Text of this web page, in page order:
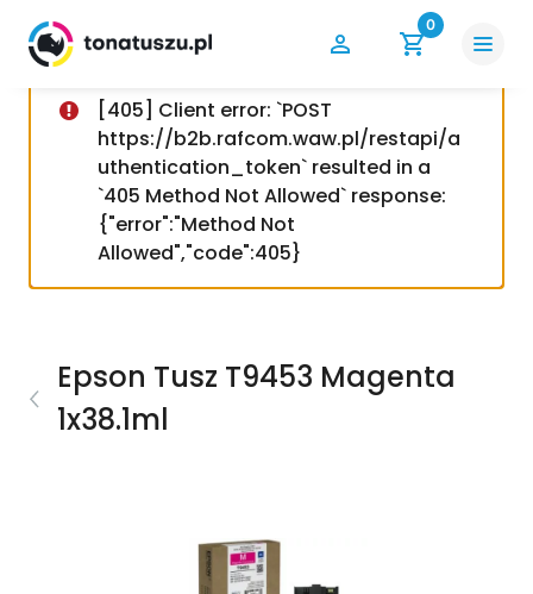
0
[405] Client error: `POST
https://b2b.rafcom.waw.pl/restapi/a
uthentication_token` resulted in a
`405 Method Not Allowed` response:
{"error":"Method Not
Allowed","code":405}
Epson Tusz T9453 Magenta
1x38.1ml